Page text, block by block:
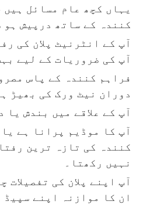
یہاں کچھ عام مسائل
کنندہ کے ساتھ درپیش ہو
آپ کے انٹرنیٹ پلان کی
آپ کی ضروریات کے لیے
فراہم کنندہ کے پاس
دوران نیٹ ورک کی بھیڑ
آپ کے علاقے میں بندش یا
آپ کا موڈیم پرانا ہے
کنندہ کی تازہ ترین
نہیں رکھتا۔
آپ اپنے پلان کی تفصیلات
ان کا موازنہ اپنے